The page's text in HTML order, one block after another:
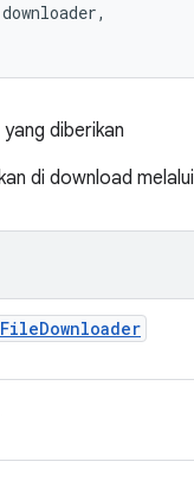
downloader,
yang diberikan
di download melalui
Downloader